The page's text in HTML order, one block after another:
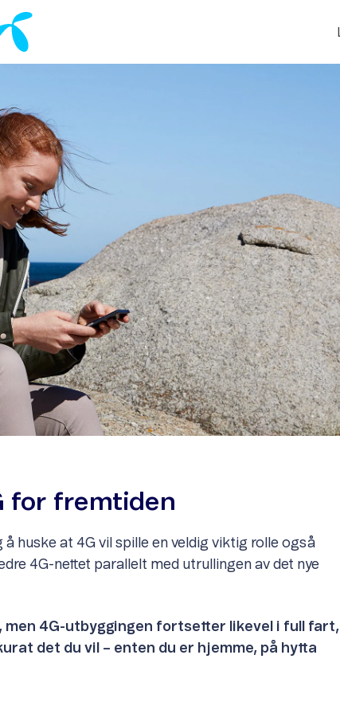
for fremtiden
huske at 4G vil spille en veldig viktig rolle også
4G-nettet parallelt med utrullingen av det nye
men 4G-utbyggingen fortsetter likevel i full fart,
det du vil – enten du er hjemme, på hytta